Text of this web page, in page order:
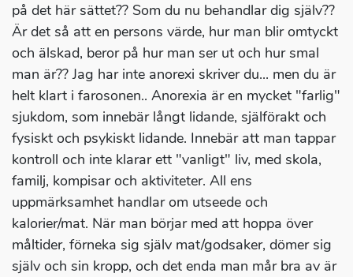
på det här sättet?? Som du nu behandlar dig själv??
Är det så att en persons värde, hur man blir omtyckt
och älskad, beror på hur man ser ut och hur smal
man är?? Jag har inte anorexi skriver du... men du är
helt klart i farosonen.. Anorexia är en mycket "farlig"
sjukdom, som innebär långt lidande, själförakt och
fysiskt och psykiskt lidande. Innebär att man tappar
kontroll och inte klarar ett "vanligt" liv, med skola,
familj, kompisar och aktiviteter. All ens
uppmärksamhet handlar om utseede och
kalorier/mat. När man börjar med att hoppa över
måltider, förneka sig själv mat/godsaker, dömer sig
själv och sin kropp, och det enda man mår bra av är